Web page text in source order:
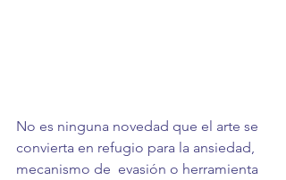
No es ninguna novedad que el arte se
convierta en refugio para la ansiedad,
mecanismo de  evasión o herramienta